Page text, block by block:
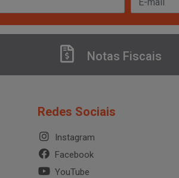
Notas Fiscais
Redes Sociais
Instagram
Facebook
YouTube